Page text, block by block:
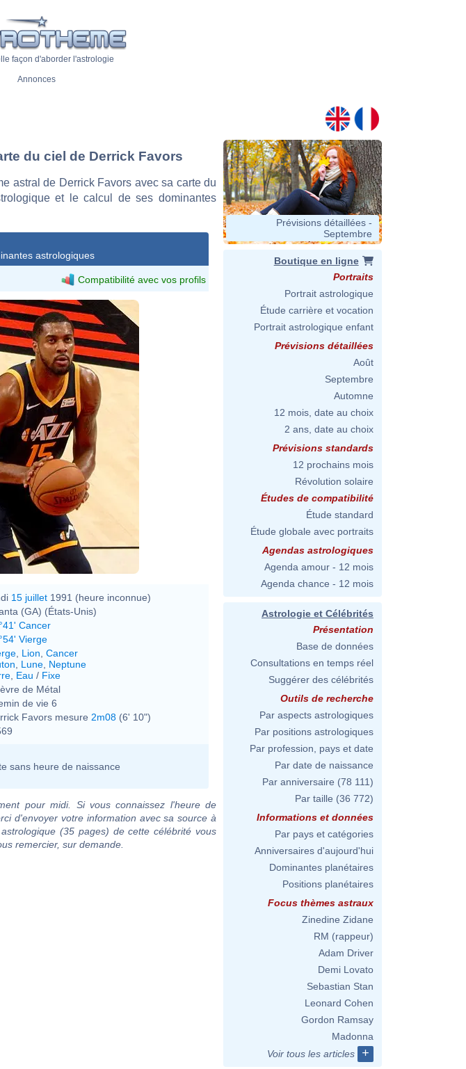
façon d'aborder l'astrologie
Annonces
du ciel de Derrick Favors
astral de Derrick Favors avec sa carte du
et le calcul de ses dominantes
astrologiques
Compatibilité avec vos profils
15 juillet 1991 (heure inconnue)
(GA) (États-Unis)
Cancer
Vierge
Lion Cancer
Lune Neptune
Eau / Fixe
de Métal
de vie 6
Favors mesure 2m08 (6' 10")
sans heure de naissance
pour midi. Si vous connaissez l'heure de
d'envoyer votre information avec sa source à
(35 pages) de cette célébrité vous
remercier, sur demande.
Prévisions détaillées -
Septembre
Boutique en ligne
Portraits
Portrait astrologique
Étude carrière et vocation
Portrait astrologique enfant
Prévisions détaillées
Août
Septembre
Automne
12 mois, date au choix
2 ans, date au choix
Prévisions standards
12 prochains mois
Révolution solaire
Études de compatibilité
Étude standard
Étude globale avec portraits
Agendas astrologiques
Agenda amour - 12 mois
Agenda chance - 12 mois
Astrologie et Célébrités
Présentation
Base de données
Consultations en temps réel
Suggérer des célébrités
Outils de recherche
Par aspects astrologiques
Par positions astrologiques
Par profession, pays et date
Par date de naissance
Par anniversaire (78 111)
Par taille (36 772)
Informations et données
Par pays et catégories
Anniversaires d'aujourd'hui
Dominantes planétaires
Positions planétaires
Focus thèmes astraux
Zinedine Zidane
RM (rappeur)
Adam Driver
Demi Lovato
Sebastian Stan
Leonard Cohen
Gordon Ramsay
Madonna
Voir tous les articles
+